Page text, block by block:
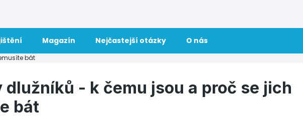
Magazín Nejčastejší otázky O nás
bát
dlužníků - k čemu jsou a proč se jich
bát